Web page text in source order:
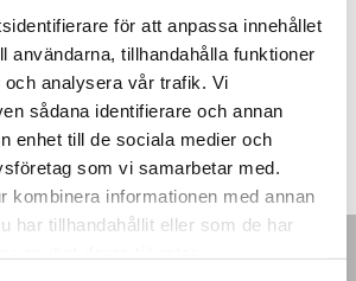
för att anpassa innehållet
användarna, tillhandahålla funktioner
analysera vår trafik. Vi
sådana identifierare och annan
enhet till de sociala medier och
som vi samarbetar med.
kombinera informationen med annan
har tillhandahållit eller som de har
De har inga programmerbara digitala
konfigurering görs på förfrågan.
LÄS MER